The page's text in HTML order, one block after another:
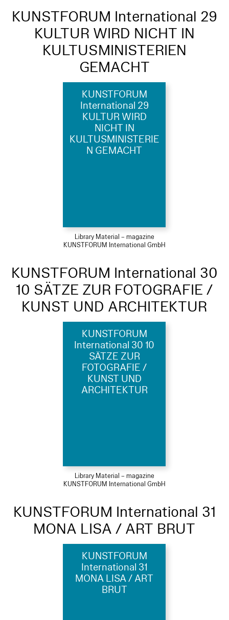
KUNSTFORUM International 29
KULTUR WIRD NICHT IN
KULTUSMINISTERIEN
GEMACHT
KUNSTFORUM
International 29
KULTUR WIRD
NICHT IN
KULTUSMINISTERIE
N GEMACHT
Library Material – magazine
KUNSTFORUM International GmbH
KUNSTFORUM International 30
10 SÄTZE ZUR FOTOGRAFIE /
KUNST UND ARCHITEKTUR
KUNSTFORUM
International 30 10
SÄTZE ZUR
FOTOGRAFIE /
KUNST UND
ARCHITEKTUR
Library Material – magazine
KUNSTFORUM International GmbH
KUNSTFORUM International 31
MONA LISA / ART BRUT
KUNSTFORUM
International 31
MONA LISA / ART
BRUT